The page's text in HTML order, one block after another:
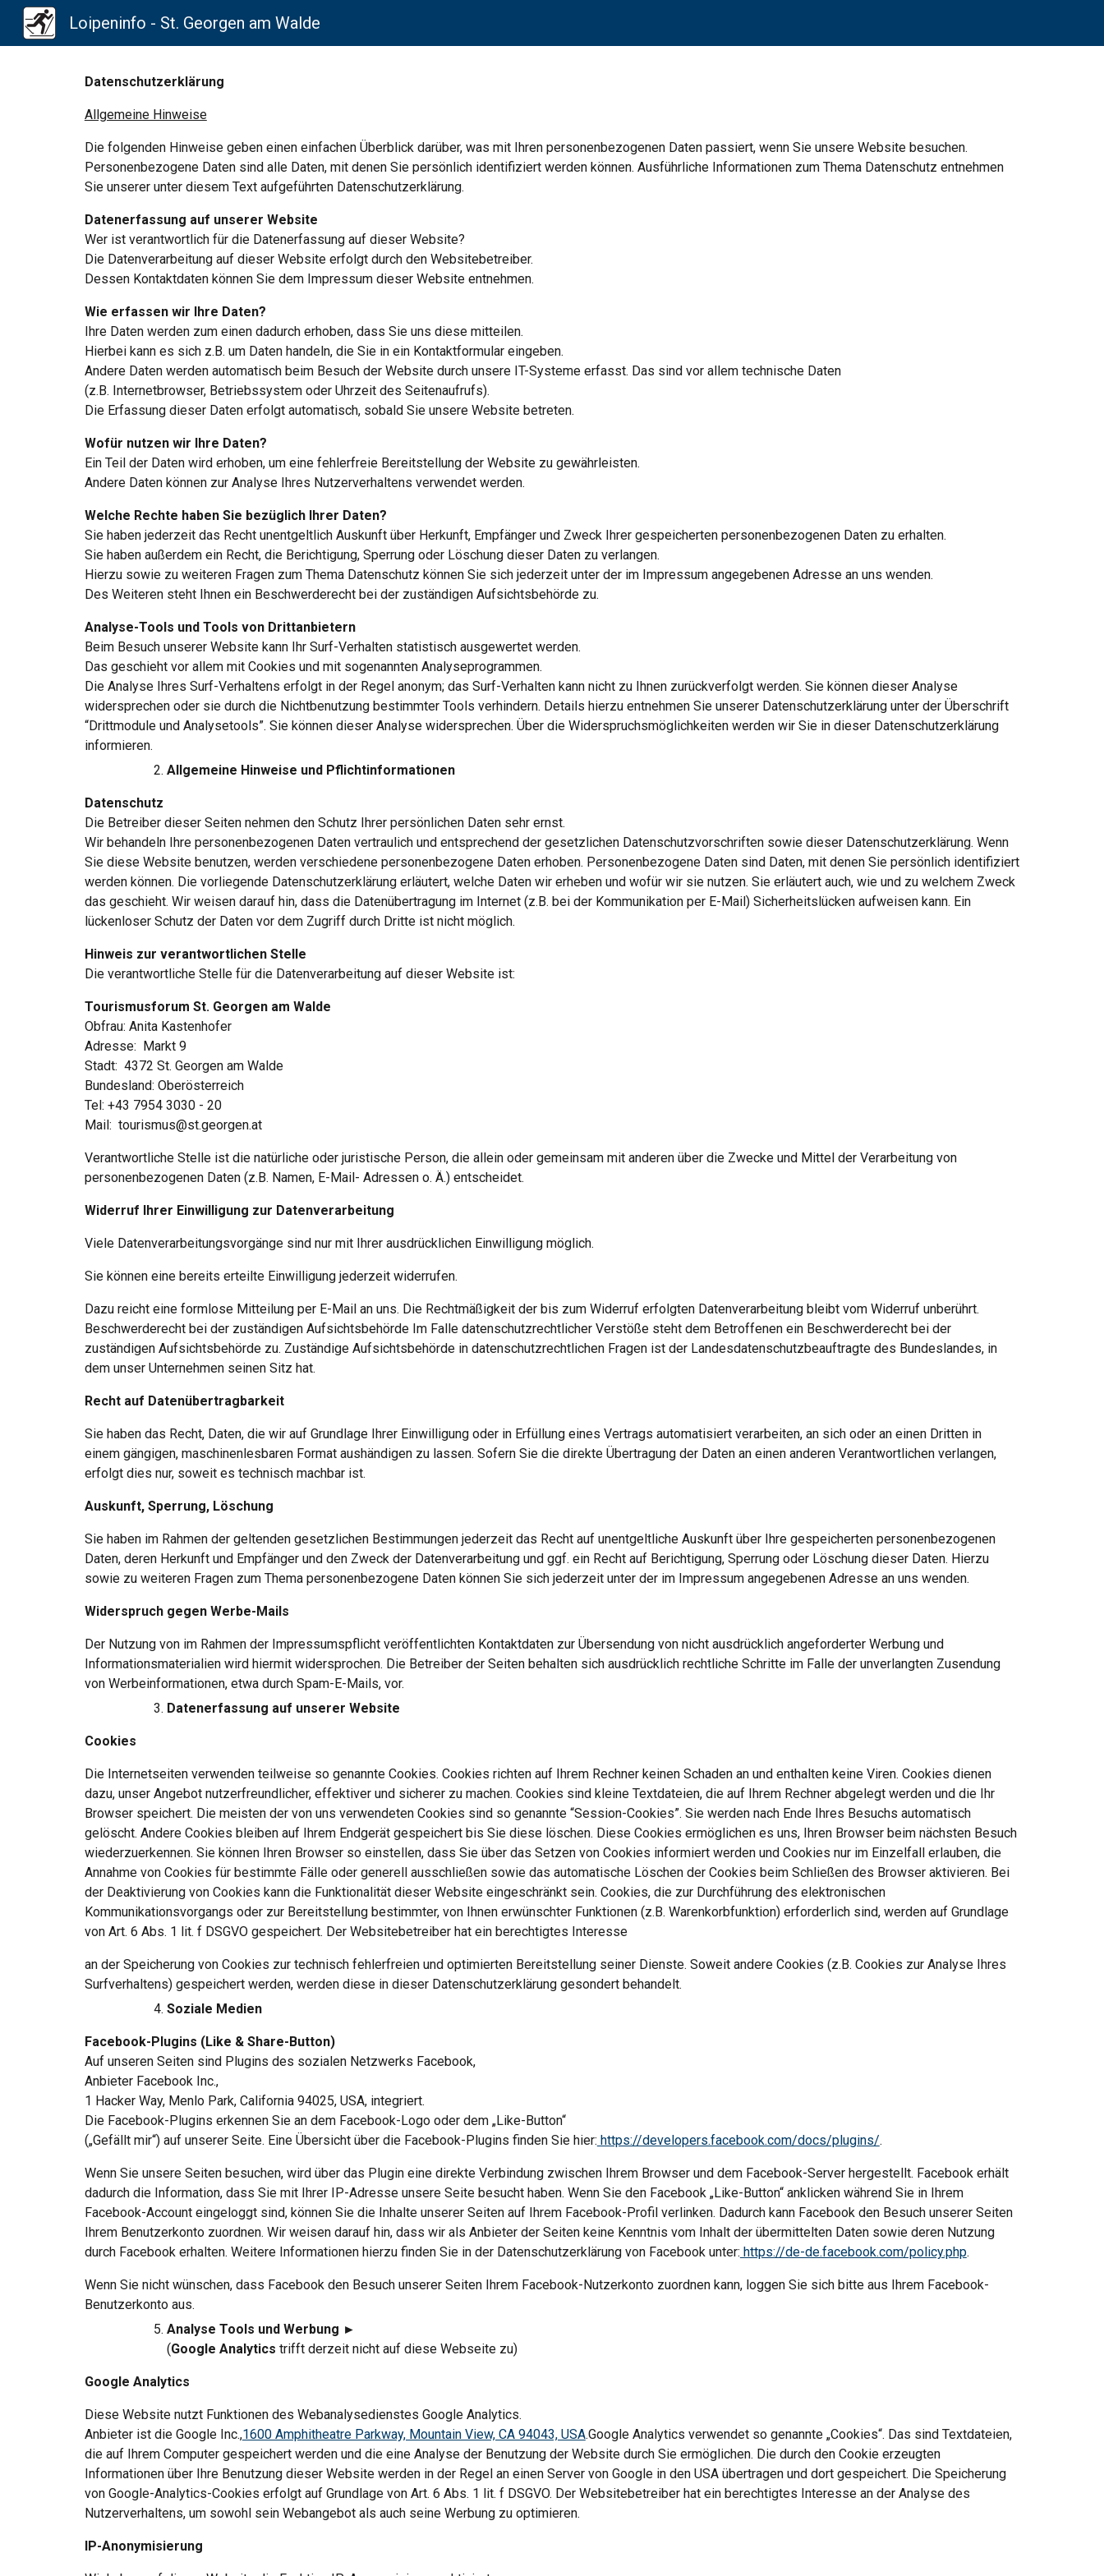
Loipeninfo - St. Georgen am Walde
Datenschutzerklärung
Allgemeine Hinweise
Die folgenden Hinweise geben einen einfachen Überblick darüber, was mit Ihren personenbezogenen Daten passiert, wenn Sie unsere Website besuchen.
Personenbezogene Daten sind alle Daten, mit denen Sie persönlich identifiziert werden können. Ausführliche Informationen zum Thema Datenschutz entnehmen
Sie unserer unter diesem Text aufgeführten Datenschutzerklärung.
Datenerfassung auf unserer Website
Wer ist verantwortlich für die Datenerfassung auf dieser Website?
Die Datenverarbeitung auf dieser Website erfolgt durch den Websitebetreiber.
Dessen Kontaktdaten können Sie dem Impressum dieser Website entnehmen.
Wie erfassen wir Ihre Daten?
Ihre Daten werden zum einen dadurch erhoben, dass Sie uns diese mitteilen.
Hierbei kann es sich z.B. um Daten handeln, die Sie in ein Kontaktformular eingeben.
Andere Daten werden automatisch beim Besuch der Website durch unsere IT-Systeme erfasst. Das sind vor allem technische Daten
(z.B. Internetbrowser, Betriebssystem oder Uhrzeit des Seitenaufrufs).
Die Erfassung dieser Daten erfolgt automatisch, sobald Sie unsere Website betreten.
Wofür nutzen wir Ihre Daten?
Ein Teil der Daten wird erhoben, um eine fehlerfreie Bereitstellung der Website zu gewährleisten.
Andere Daten können zur Analyse Ihres Nutzerverhaltens verwendet werden.
Welche Rechte haben Sie bezüglich Ihrer Daten?
Sie haben jederzeit das Recht unentgeltlich Auskunft über Herkunft, Empfänger und Zweck Ihrer gespeicherten personenbezogenen Daten zu erhalten.
Sie haben außerdem ein Recht, die Berichtigung, Sperrung oder Löschung dieser Daten zu verlangen.
Hierzu sowie zu weiteren Fragen zum Thema Datenschutz können Sie sich jederzeit unter der im Impressum angegebenen Adresse an uns wenden.
Des Weiteren steht Ihnen ein Beschwerderecht bei der zuständigen Aufsichtsbehörde zu.
Analyse-Tools und Tools von Drittanbietern
Beim Besuch unserer Website kann Ihr Surf-Verhalten statistisch ausgewertet werden.
Das geschieht vor allem mit Cookies und mit sogenannten Analyseprogrammen.
Die Analyse Ihres Surf-Verhaltens erfolgt in der Regel anonym; das Surf-Verhalten kann nicht zu Ihnen zurückverfolgt werden. Sie können dieser Analyse
widersprechen oder sie durch die Nichtbenutzung bestimmter Tools verhindern. Details hierzu entnehmen Sie unserer Datenschutzerklärung unter der Überschrift
“Drittmodule und Analysetools”. Sie können dieser Analyse widersprechen. Über die Widerspruchsmöglichkeiten werden wir Sie in dieser Datenschutzerklärung
informieren.
Allgemeine Hinweise und Pflichtinformationen
Datenschutz
Die Betreiber dieser Seiten nehmen den Schutz Ihrer persönlichen Daten sehr ernst.
Wir behandeln Ihre personenbezogenen Daten vertraulich und entsprechend der gesetzlichen Datenschutzvorschriften sowie dieser Datenschutzerklärung. Wenn
Sie diese Website benutzen, werden verschiedene personenbezogene Daten erhoben. Personenbezogene Daten sind Daten, mit denen Sie persönlich identifiziert
werden können. Die vorliegende Datenschutzerklärung erläutert, welche Daten wir erheben und wofür wir sie nutzen. Sie erläutert auch, wie und zu welchem Zweck
das geschieht. Wir weisen darauf hin, dass die Datenübertragung im Internet (z.B. bei der Kommunikation per E-Mail) Sicherheitslücken aufweisen kann. Ein
lückenloser Schutz der Daten vor dem Zugriff durch Dritte ist nicht möglich.
Hinweis zur verantwortlichen Stelle
Die verantwortliche Stelle für die Datenverarbeitung auf dieser Website ist:
Tourismusforum St. Georgen am Walde
Obfrau: Anita Kastenhofer
Adresse:  Markt 9
Stadt:  4372 St. Georgen am Walde
Bundesland: Oberösterreich
Tel: +43 7954 3030 - 20
Mail: tourismus@st.georgen.at
Verantwortliche Stelle ist die natürliche oder juristische Person, die allein oder gemeinsam mit anderen über die Zwecke und Mittel der Verarbeitung von
personenbezogenen Daten (z.B. Namen, E-Mail- Adressen o. Ä.) entscheidet.
Widerruf Ihrer Einwilligung zur Datenverarbeitung
Viele Datenverarbeitungsvorgänge sind nur mit Ihrer ausdrücklichen Einwilligung möglich.
Sie können eine bereits erteilte Einwilligung jederzeit widerrufen.
Dazu reicht eine formlose Mitteilung per E-Mail an uns. Die Rechtmäßigkeit der bis zum Widerruf erfolgten Datenverarbeitung bleibt vom Widerruf unberührt.
Beschwerderecht bei der zuständigen Aufsichtsbehörde Im Falle datenschutzrechtlicher Verstöße steht dem Betroffenen ein Beschwerderecht bei der
zuständigen Aufsichtsbehörde zu. Zuständige Aufsichtsbehörde in datenschutzrechtlichen Fragen ist der Landesdatenschutzbeauftragte des Bundeslandes, in
dem unser Unternehmen seinen Sitz hat.
Recht auf Datenübertragbarkeit
Sie haben das Recht, Daten, die wir auf Grundlage Ihrer Einwilligung oder in Erfüllung eines Vertrags automatisiert verarbeiten, an sich oder an einen Dritten in
einem gängigen, maschinenlesbaren Format aushändigen zu lassen. Sofern Sie die direkte Übertragung der Daten an einen anderen Verantwortlichen verlangen,
erfolgt dies nur, soweit es technisch machbar ist.
Auskunft, Sperrung, Löschung
Sie haben im Rahmen der geltenden gesetzlichen Bestimmungen jederzeit das Recht auf unentgeltliche Auskunft über Ihre gespeicherten personenbezogenen
Daten, deren Herkunft und Empfänger und den Zweck der Datenverarbeitung und ggf. ein Recht auf Berichtigung, Sperrung oder Löschung dieser Daten. Hierzu
sowie zu weiteren Fragen zum Thema personenbezogene Daten können Sie sich jederzeit unter der im Impressum angegebenen Adresse an uns wenden.
Widerspruch gegen Werbe-Mails
Der Nutzung von im Rahmen der Impressumspflicht veröffentlichten Kontaktdaten zur Übersendung von nicht ausdrücklich angeforderter Werbung und
Informationsmaterialien wird hiermit widersprochen. Die Betreiber der Seiten behalten sich ausdrücklich rechtliche Schritte im Falle der unverlangten Zusendung
von Werbeinformationen, etwa durch Spam-E-Mails, vor.
Datenerfassung auf unserer Website
Cookies
Die Internetseiten verwenden teilweise so genannte Cookies. Cookies richten auf Ihrem Rechner keinen Schaden an und enthalten keine Viren. Cookies dienen
dazu, unser Angebot nutzerfreundlicher, effektiver und sicherer zu machen. Cookies sind kleine Textdateien, die auf Ihrem Rechner abgelegt werden und die Ihr
Browser speichert. Die meisten der von uns verwendeten Cookies sind so genannte “Session-Cookies”. Sie werden nach Ende Ihres Besuchs automatisch
gelöscht. Andere Cookies bleiben auf Ihrem Endgerät gespeichert bis Sie diese löschen. Diese Cookies ermöglichen es uns, Ihren Browser beim nächsten Besuch
wiederzuerkennen. Sie können Ihren Browser so einstellen, dass Sie über das Setzen von Cookies informiert werden und Cookies nur im Einzelfall erlauben, die
Annahme von Cookies für bestimmte Fälle oder generell ausschließen sowie das automatische Löschen der Cookies beim Schließen des Browser aktivieren. Bei
der Deaktivierung von Cookies kann die Funktionalität dieser Website eingeschränkt sein. Cookies, die zur Durchführung des elektronischen
Kommunikationsvorgangs oder zur Bereitstellung bestimmter, von Ihnen erwünschter Funktionen (z.B. Warenkorbfunktion) erforderlich sind, werden auf Grundlage
von Art. 6 Abs. 1 lit. f DSGVO gespeichert. Der Websitebetreiber hat ein berechtigtes Interesse
an der Speicherung von Cookies zur technisch fehlerfreien und optimierten Bereitstellung seiner Dienste. Soweit andere Cookies (z.B. Cookies zur Analyse Ihres
Surfverhaltens) gespeichert werden, werden diese in dieser Datenschutzerklärung gesondert behandelt.
Soziale Medien
Facebook-Plugins (Like & Share-Button)
Auf unseren Seiten sind Plugins des sozialen Netzwerks Facebook,
Anbieter Facebook Inc.,
1 Hacker Way, Menlo Park, California 94025, USA, integriert.
Die Facebook-Plugins erkennen Sie an dem Facebook-Logo oder dem „Like-Button“
(„Gefällt mir“) auf unserer Seite. Eine Übersicht über die Facebook-Plugins finden Sie hier: https://developers.facebook.com/docs/plugins/.
Wenn Sie unsere Seiten besuchen, wird über das Plugin eine direkte Verbindung zwischen Ihrem Browser und dem Facebook-Server hergestellt. Facebook erhält
dadurch die Information, dass Sie mit Ihrer IP-Adresse unsere Seite besucht haben. Wenn Sie den Facebook „Like-Button“ anklicken während Sie in Ihrem
Facebook-Account eingeloggt sind, können Sie die Inhalte unserer Seiten auf Ihrem Facebook-Profil verlinken. Dadurch kann Facebook den Besuch unserer Seiten
Ihrem Benutzerkonto zuordnen. Wir weisen darauf hin, dass wir als Anbieter der Seiten keine Kenntnis vom Inhalt der übermittelten Daten sowie deren Nutzung
durch Facebook erhalten. Weitere Informationen hierzu finden Sie in der Datenschutzerklärung von Facebook unter: https://de-de.facebook.com/policy.php.
Wenn Sie nicht wünschen, dass Facebook den Besuch unserer Seiten Ihrem Facebook-Nutzerkonto zuordnen kann, loggen Sie sich bitte aus Ihrem Facebook-
Benutzerkonto aus.
Analyse Tools und Werbung ►
(Google Analytics trifft derzeit nicht auf diese Webseite zu)
Google Analytics
Diese Website nutzt Funktionen des Webanalysedienstes Google Analytics.
Anbieter ist die Google Inc.,1600 Amphitheatre Parkway, Mountain View, CA 94043, USA.Google Analytics verwendet so genannte „Cookies“. Das sind Textdateien,
die auf Ihrem Computer gespeichert werden und die eine Analyse der Benutzung der Website durch Sie ermöglichen. Die durch den Cookie erzeugten
Informationen über Ihre Benutzung dieser Website werden in der Regel an einen Server von Google in den USA übertragen und dort gespeichert. Die Speicherung
von Google-Analytics-Cookies erfolgt auf Grundlage von Art. 6 Abs. 1 lit. f DSGVO. Der Websitebetreiber hat ein berechtigtes Interesse an der Analyse des
Nutzerverhaltens, um sowohl sein Webangebot als auch seine Werbung zu optimieren.
IP-Anonymisierung